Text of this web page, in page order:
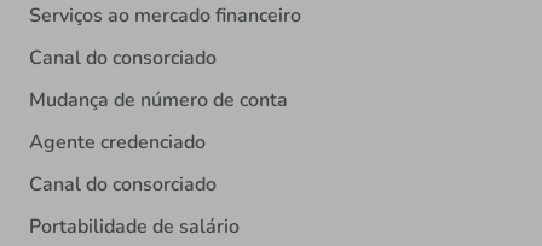
Serviços ao mercado financeiro
Canal do consorciado
Mudança de número de conta
Agente credenciado
Canal do consorciado
Portabilidade de salário